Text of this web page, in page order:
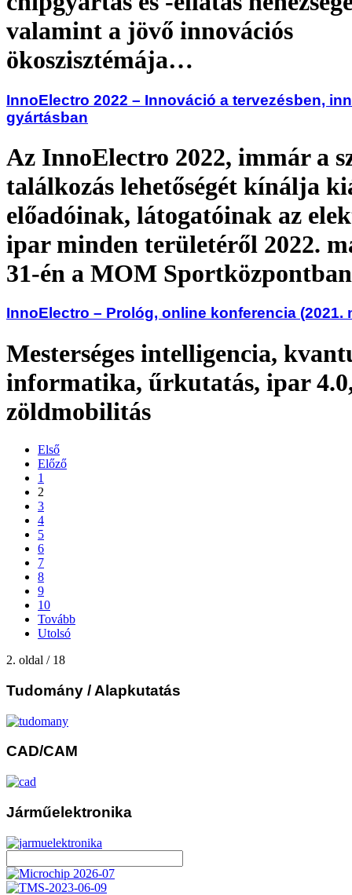
valamint a jövő innovációs
ökoszisztémája…
InnoElectro 2022 – Innováció a tervezésben,
gyártásban
Az InnoElectro 2022, immár a
találkozás lehetőségét kínálja
előadóinak, látogatóinak az
ipar minden területéről 2022.
31-én a MOM
InnoElectro – Prológ, online konferencia (2021.
Mesterséges intelligencia,
informatika, űrkutatás, ipar
zöldmobilitás
Első
Előző
1
2
3
4
5
6
7
8
9
10
Tovább
Utolsó
2. oldal / 18
Tudomány / Alapkutatás
CAD/CAM
Járműelektronika